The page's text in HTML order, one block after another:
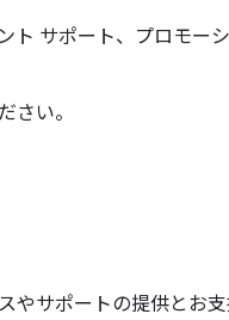
サポート、プロモー
さい。
サポートの提供とお